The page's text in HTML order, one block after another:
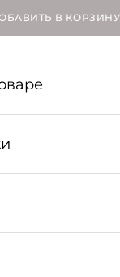
В КОРЗИНУ
на
самых